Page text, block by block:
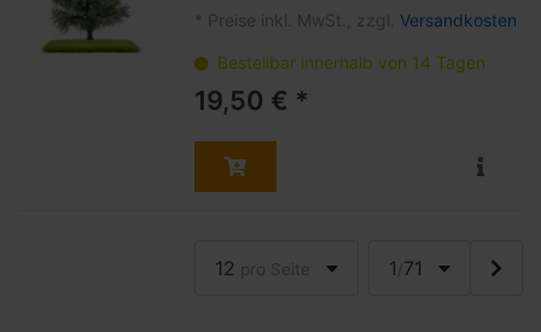
* Preise inkl. MwSt., zzgl. Versandkosten
Bestellbar innerhalb von 14 Tagen
19,50 € *
12 pro Seite 1/71